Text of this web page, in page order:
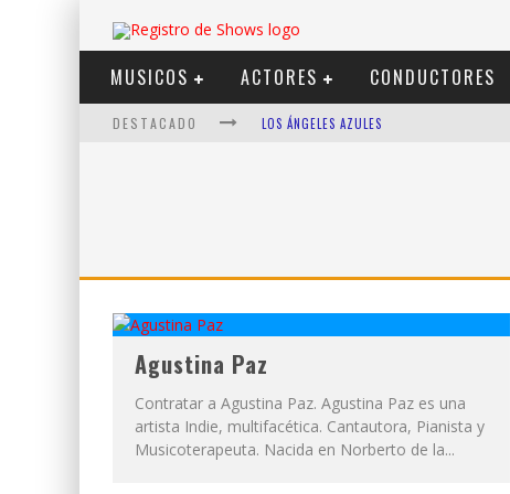
MUSICOS ACTORES CONDUCTORES
DESTACADO LOS ÁNGELES AZULES
DUKI
Agustina Paz
Contratar a Agustina Paz. Agustina Paz es una
artista Indie, multifacética. Cantautora, Pianista y
Musicoterapeuta. Nacida en Norberto de la...